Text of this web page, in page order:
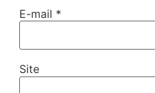
E-mail *
Site